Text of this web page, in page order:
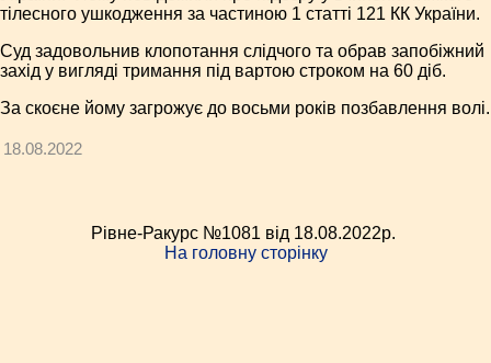
тілесного ушкодження за частиною 1 статті 121 КК України.
Суд задовольнив клопотання слідчого та обрав запобіжний
захід у вигляді тримання під вартою строком на 60 діб.
За скоєне йому загрожує до восьми років позбавлення волі.
18.08.2022
Рівне-Ракурс №1081 від 18.08.2022p.
На головну сторінку